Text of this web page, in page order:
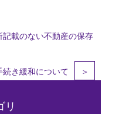
リ
載のない不動産の保存
き緩和について
＞